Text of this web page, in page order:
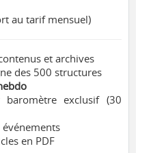
au tarif mensuel)
et archives
des 500 structures
baromètre exclusif (30
en PDF